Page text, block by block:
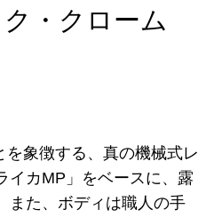
・クローム
を象徴する、真の機械式レ
イカMP」をベースに、露
また、ボディは職人の手